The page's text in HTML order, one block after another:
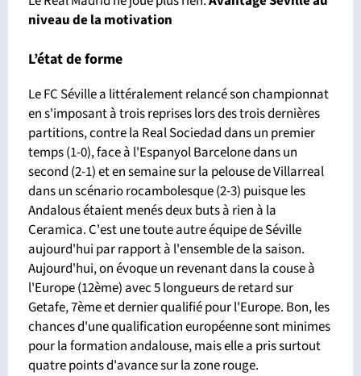
niveau de la motivation
L’état de forme
Le FC Séville a littéralement relancé son championnat
en s'imposant à trois reprises lors des trois dernières
partitions, contre la Real Sociedad dans un premier
temps (1-0), face à l'Espanyol Barcelone dans un
second (2-1) et en semaine sur la pelouse de Villarreal
dans un scénario rocambolesque (2-3) puisque les
Andalous étaient menés deux buts à rien à la
Ceramica. C'est une toute autre équipe de Séville
aujourd'hui par rapport à l'ensemble de la saison.
Aujourd'hui, on évoque un revenant dans la couse à
l'Europe (12ème) avec 5 longueurs de retard sur
Getafe, 7ème et dernier qualifié pour l'Europe. Bon, les
chances d'une qualification européenne sont minimes
pour la formation andalouse, mais elle a pris surtout
quatre points d'avance sur la zone rouge.